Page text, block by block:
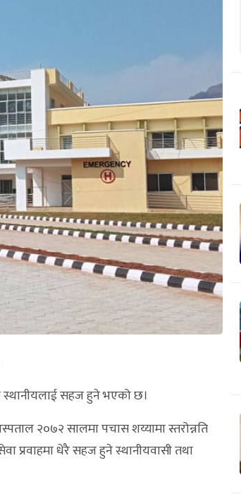
स्थानीयलाई सहज हुने भएको छ।
२०७२ सालमा पचास शय्यामा स्तरोन्नति
प्रवाहमा धेरै सहज हुने स्थानीयवासी तथा